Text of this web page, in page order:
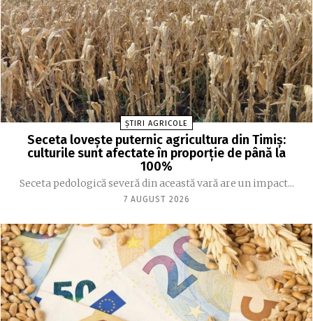
ȘTIRI AGRICOLE
Seceta lovește puternic agricultura din Timiș:
culturile sunt afectate în proporție de până la
100%
Seceta pedologică severă din această vară are un impact...
7 AUGUST 2026